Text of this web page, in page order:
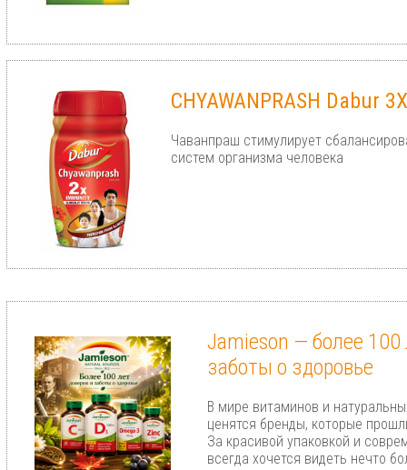
CHYAWANPRASH Dabur
Чаванпраш стимулирует
систем организма человека
Jamieson — более 100
заботы о здоровье
В мире витаминов и
ценятся бренды, которые
За красивой упаковкой и
всегда хочется видеть нечто